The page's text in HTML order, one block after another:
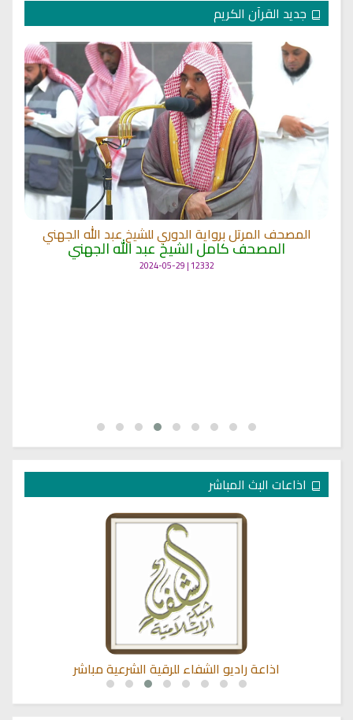
جديد القرآن الكريم
المصحف المرتل برواية الدوري للشيخ عبد الله الجهني
المصحف كامل الشيخ عبد الله الجهني
12332 | 2024-05-29
اذاعات البث المباشر
اذاعة راديو الشفاء للرقية الشرعية مباشر